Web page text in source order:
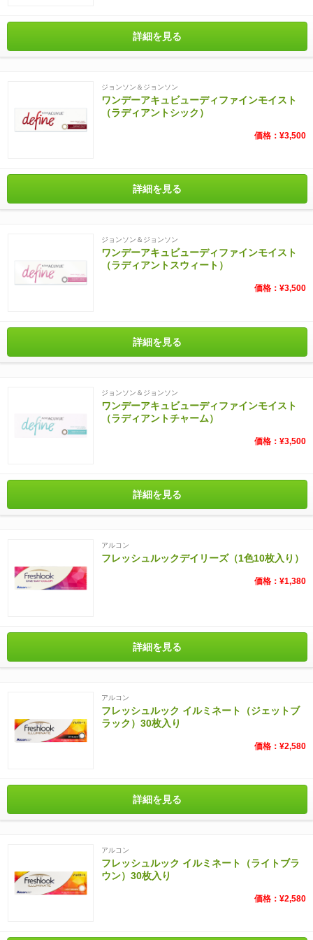
詳細を見る
ジョンソン＆ジョンソン
ワンデーアキュビューディファインモイスト
（ラディアントシック）
価格：¥3,500
詳細を見る
ジョンソン＆ジョンソン
ワンデーアキュビューディファインモイスト
（ラディアントスウィート）
価格：¥3,500
詳細を見る
ジョンソン＆ジョンソン
ワンデーアキュビューディファインモイスト
（ラディアントチャーム）
価格：¥3,500
詳細を見る
アルコン
フレッシュルックデイリーズ（1色10枚入り）
価格：¥1,380
詳細を見る
アルコン
フレッシュルック イルミネート（ジェットブ
ラック）30枚入り
価格：¥2,580
詳細を見る
アルコン
フレッシュルック イルミネート（ライトブラ
ウン）30枚入り
価格：¥2,580